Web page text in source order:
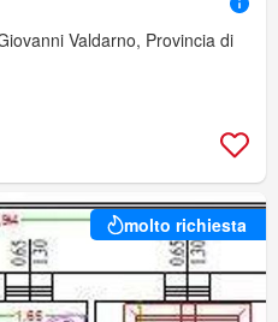
Valdarno, Provincia di
molto richiesta